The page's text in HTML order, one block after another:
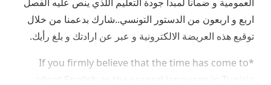
اربع و اربعون من الدستور التونسي..شارك بدعمنا من خلال
توقيع هذه العريضة الالكترونية و عبر عن ارادتك و بلغ رأيك.
*If you firmly believe that the time has come to